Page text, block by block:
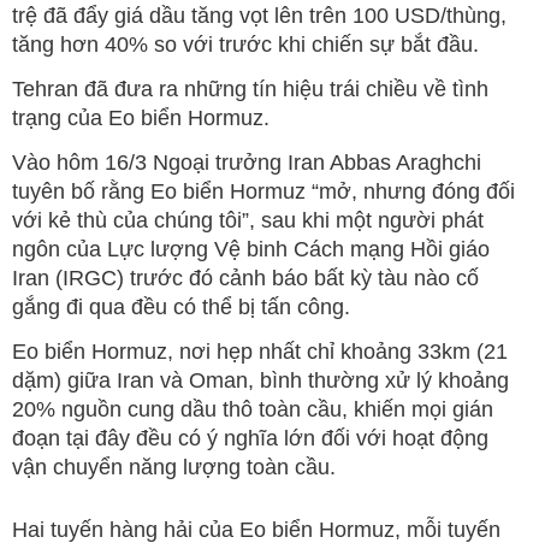
trệ đã đẩy giá dầu tăng vọt lên trên 100 USD/thùng,
tăng hơn 40% so với trước khi chiến sự bắt đầu.
Tehran đã đưa ra những tín hiệu trái chiều về tình
trạng của Eo biển Hormuz.
Vào hôm 16/3 Ngoại trưởng Iran Abbas Araghchi
tuyên bố rằng Eo biển Hormuz “mở, nhưng đóng đối
với kẻ thù của chúng tôi”, sau khi một người phát
ngôn của Lực lượng Vệ binh Cách mạng Hồi giáo
Iran (IRGC) trước đó cảnh báo bất kỳ tàu nào cố
gắng đi qua đều có thể bị tấn công.
Eo biển Hormuz, nơi hẹp nhất chỉ khoảng 33km (21
dặm) giữa Iran và Oman, bình thường xử lý khoảng
20% nguồn cung dầu thô toàn cầu, khiến mọi gián
đoạn tại đây đều có ý nghĩa lớn đối với hoạt động
vận chuyển năng lượng toàn cầu.
Hai tuyến hàng hải của Eo biển Hormuz, mỗi tuyến